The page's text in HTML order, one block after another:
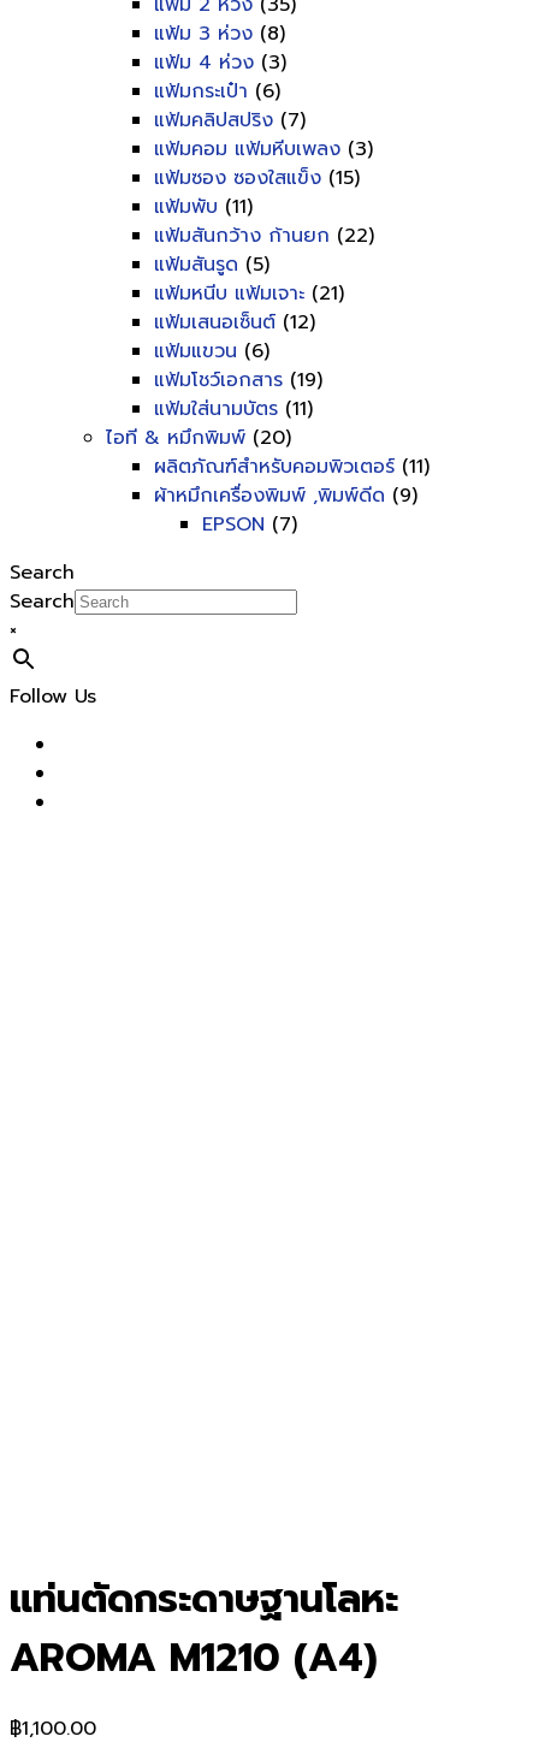
แฟ้ม 3 ห่วง (8)
แฟ้ม 4 ห่วง (3)
แฟ้มกระเป๋า (6)
แฟ้มคลิปสปริง (7)
แฟ้มคอม แฟ้มหีบเพลง (3)
แฟ้มซอง ซองใสแข็ง (15)
แฟ้มพับ (11)
แฟ้มสันกว้าง ก้านยก (22)
แฟ้มสันรูด (5)
แฟ้มหนีบ แฟ้มเจาะ (21)
แฟ้มเสนอเซ็นต์ (12)
แฟ้มแขวน (6)
แฟ้มโชว์เอกสาร (19)
แฟ้มใส่นามบัตร (11)
ไอที & หมึกพิมพ์ (20)
ผลิตภัณฑ์สำหรับคอมพิวเตอร์ (11)
ผ้าหมึกเครื่องพิมพ์ ,พิมพ์ดีด (9)
EPSON (7)
Search
Search
×
Follow Us
แท่นตัดกระดาษฐานโลหะ
AROMA M1210 (ฺA4)
฿1,100.00